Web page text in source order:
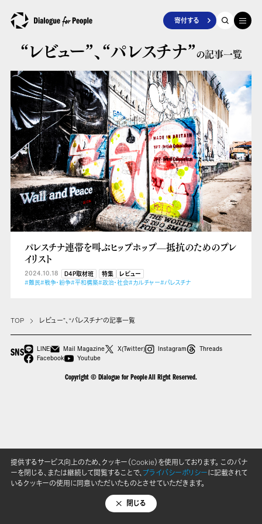
寄付する
“レビュー”、“パレスチナ”の記事一覧
パレスチナ連帯を叫ぶヒップホップ––抵抗のためのプレ
イリスト
2024.10.18 D4P取材班 特集
レビュー
#難民#戦争・紛争#平和構築#政治・社会#カルチャー#パレスチナ
TOP レビュー”、“パレスチナ”の記事一覧
SNS LINE Mail Magazine X(Twitter) Instagram
Threads
Facebook
Youtube
Copyright © Dialogue for People All Right Reserved.
提供するサービス向上のため、クッキー（Cookie）を使用しております。 このバナ
ーを閉じる、または継続して閲覧することで、プライバシーポリシーに記載されて
いるクッキーの使用に同意いただいたものとさせていただきます。
閉じる